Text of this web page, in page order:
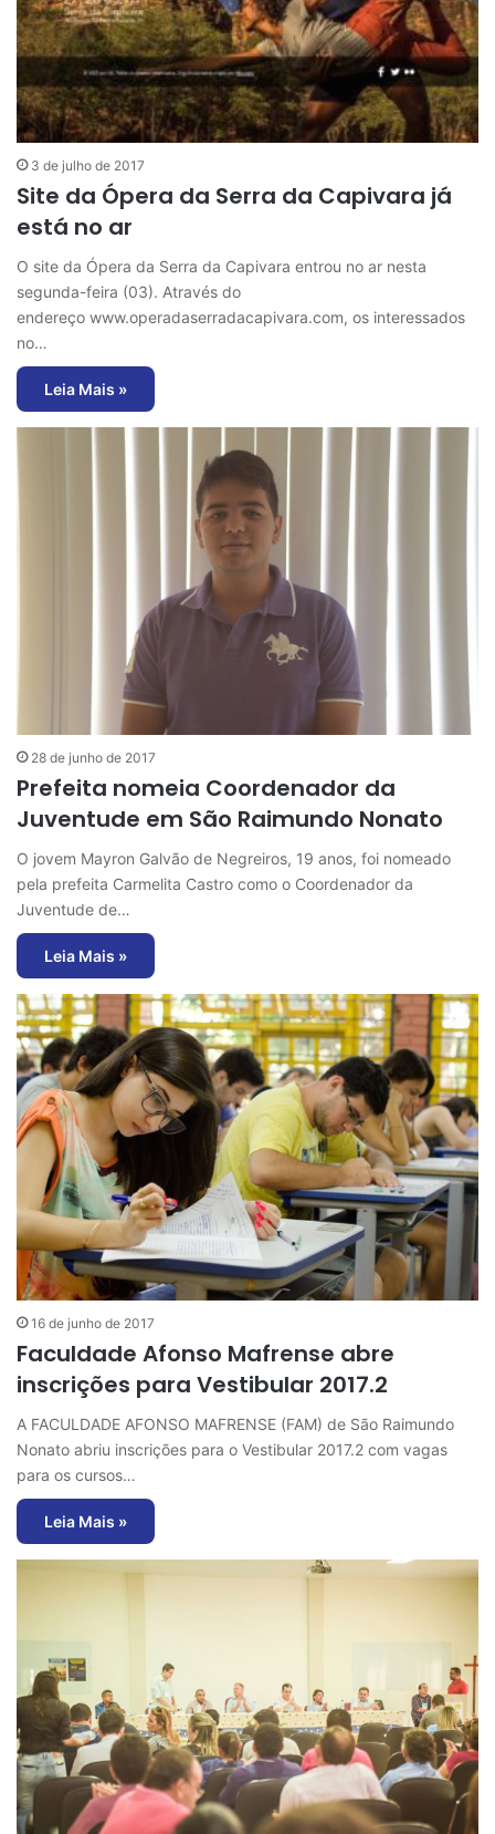
3 de julho de 2017
Site da Ópera da Serra da Capivara já
está no ar
O site da Ópera da Serra da Capivara entrou no ar nesta
segunda-feira (03). Através do
endereço www.operadaserradacapivara.com, os interessados
no…
Leia Mais »
28 de junho de 2017
Prefeita nomeia Coordenador da
Juventude em São Raimundo Nonato
O jovem Mayron Galvão de Negreiros, 19 anos, foi nomeado
pela prefeita Carmelita Castro como o Coordenador da
Juventude de…
Leia Mais »
16 de junho de 2017
Faculdade Afonso Mafrense abre
inscrições para Vestibular 2017.2
A FACULDADE AFONSO MAFRENSE (FAM) de São Raimundo
Nonato abriu inscrições para o Vestibular 2017.2 com vagas
para os cursos…
Leia Mais »